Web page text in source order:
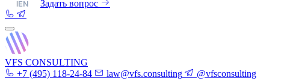
|EN Задать вопрос
VFS CONSULTING
+7 (495) 118-24-84
law@vfs.consulting @vfsconsulting